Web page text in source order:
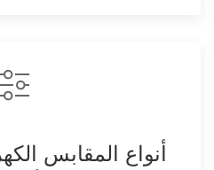
أنواع المقابس